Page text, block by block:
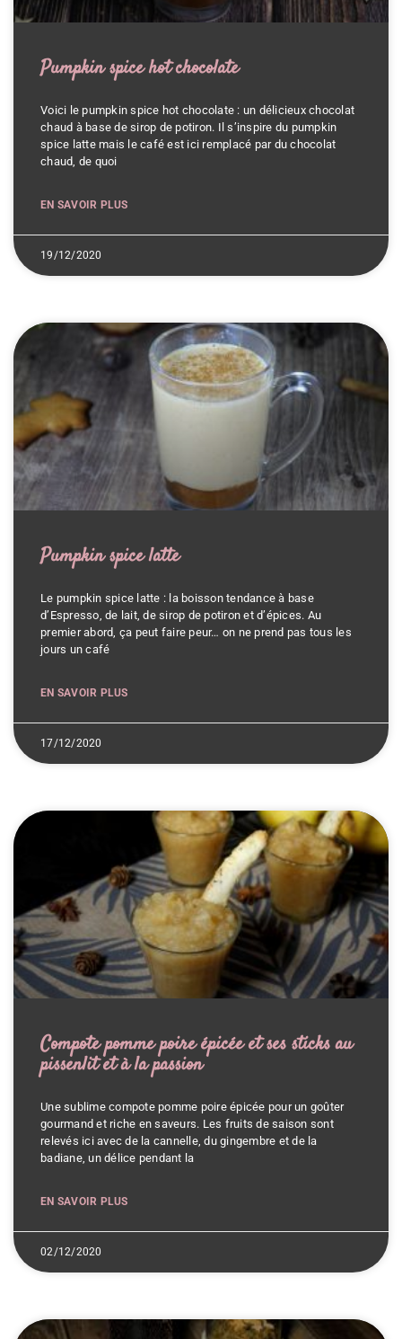
Pumpkin spice hot chocolate
Voici le pumpkin spice hot chocolate : un délicieux chocolat
chaud à base de sirop de potiron. Il s’inspire du pumpkin
spice latte mais le café est ici remplacé par du chocolat
chaud, de quoi
EN SAVOIR PLUS
19/12/2020
Pumpkin spice latte
Le pumpkin spice latte : la boisson tendance à base
d’Espresso, de lait, de sirop de potiron et d’épices. Au
premier abord, ça peut faire peur… on ne prend pas tous les
jours un café
EN SAVOIR PLUS
17/12/2020
Compote pomme poire épicée et ses sticks au
pissenlit et à la passion
Une sublime compote pomme poire épicée pour un goûter
gourmand et riche en saveurs. Les fruits de saison sont
relevés ici avec de la cannelle, du gingembre et de la
badiane, un délice pendant la
EN SAVOIR PLUS
02/12/2020